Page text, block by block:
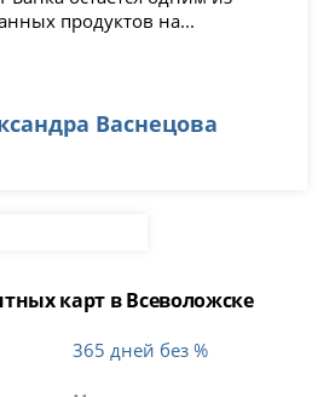
продуктов на...
Васнецова
карт в Всеволожске
365 дней без %